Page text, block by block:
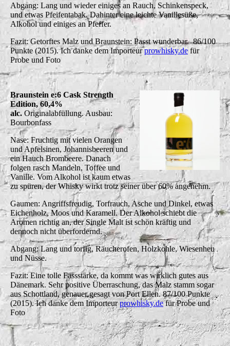
Abgang: Lang und wieder einiges an Rauch, Schinkenspeck,
und etwas Pfeifentabak. Dahinter eine leichte Vanillesüße,
Alkohol und einiges an Pfeffer.
Fazit: Getorftes Malz und Braunstein: Passt wunderbar. 86/100
Punkte (2015). Ich danke dem Importeurprowhisky.defür
Probe und Foto
Braunstein e:6 Cask Strength
Edition, 60,4%
alc. Originalabfüllung. Ausbau:
Bourbonfass
Nase: Fruchtig mit vielen Orangen
und Apfelsinen, Johannisbeeren und
ein Hauch Brombeere. Danach
folgen rasch Mandeln, Toffee und
Vanille. Vom Alkohol ist kaum etwas
zu spüren, der Whisky wirkt trotz seiner über 60% angenehm.
Gaumen: Angriffsfreudig, Torfrauch, Asche und Dinkel, etwas
Eichenholz, Moos und Karamell. Der Alkohol schiebt die
Aromen richtig an, der Single Malt ist schön kräftig und
dennoch nicht überfordernd.
Abgang: Lang und torfig, Räucherofen, Holzkohle, Wiesenheu
und Nüsse.
Fazit: Eine tolle Fassstärke, da kommt was wirklich gutes aus
Dänemark. Sehr positive Überraschung, das Malz stamm sogar
aus Schottland, genauer gesagt von Port Ellen. 87/100 Punkte
(2015). Ich danke dem Importeurprowhisky.defür Probe und
Foto